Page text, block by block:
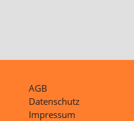
AGB
Datenschutz
Impressum